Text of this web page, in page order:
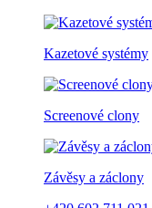
Kazetové systémy
Screenové clony
Závěsy a záclony